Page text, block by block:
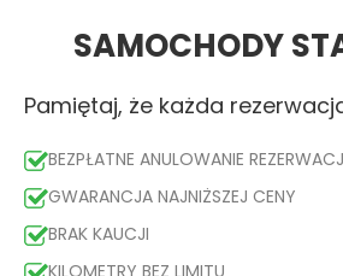
SAMOCHODY
Pamiętaj, że każda
BEZPŁATNE ANULOWANIE
GWARANCJA NAJNIŻSZEJ CENY
BRAK KAUCJI
KILOMETRY BEZ LIMITU